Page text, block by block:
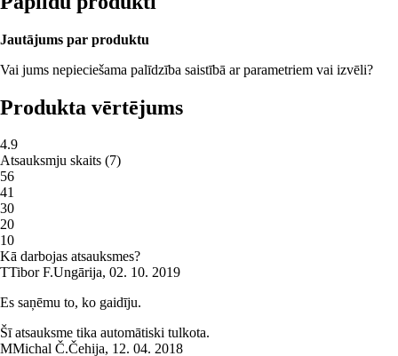
Jautājums par produktu
Vai jums nepieciešama palīdzība saistībā ar parametriem vai izvēli?
Produkta vērtējums
4.9
Atsauksmju skaits (7)
56
41
30
20
10
Kā darbojas atsauksmes?
TTibor F.Ungārija, 02. 10. 2019
Es saņēmu to, ko gaidīju.
Šī atsauksme tika automātiski tulkota.
MMichal Č.Čehija, 12. 04. 2018